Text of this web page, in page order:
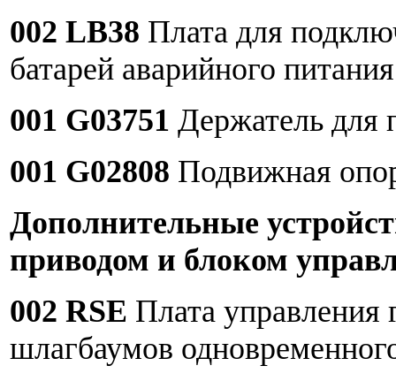
002 LB38 Плата для
батарей аварийного
001 G03751 Держатель для
001 G02808 Подвижная
Дополнительные
приводом и блоком
002 RSE Плата
шлагбаумов